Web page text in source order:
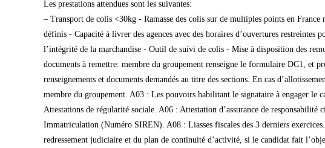
Les prestations attendues sont les suivantes:
– Transport de colis <30kg - Ramasse des colis sur de multiples points en
définis - Capacité à livrer des agences avec des horaires d’ouvertures
l’intégrité de la marchandise - Outil de suivi de colis - Mise à disposition des
documents à remettre: membre du groupement renseigne le formulaire DC1, et
renseignements et documents demandés au titre des sections. En cas
membre du groupement. A03 : Les pouvoirs habilitant le signataire à engager
Attestations de régularité sociale. A06 : Attestation d’assurance de
Immatriculation (Numéro SIREN). A08 : Liasses fiscales des 3 derniers
redressement judiciaire et du plan de continuité d’activité, si le candidat fait